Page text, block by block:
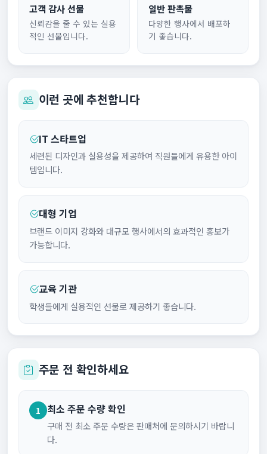
고객 감사 선물
신뢰감을 줄 수 있는 실용
적인 선물입니다.
일반 판촉물
다양한 행사에서 배포하
기 좋습니다.
이런 곳에 추천합니다
IT 스타트업
세련된 디자인과 실용성을 제공하여 직원들에게 유용한 아이
템입니다.
대형 기업
브랜드 이미지 강화와 대규모 행사에서의 효과적인 홍보가
가능합니다.
교육 기관
학생들에게 실용적인 선물로 제공하기 좋습니다.
주문 전 확인하세요
1 최소 주문 수량 확인
구매 전 최소 주문 수량은 판매처에 문의하시기 바랍니
다.